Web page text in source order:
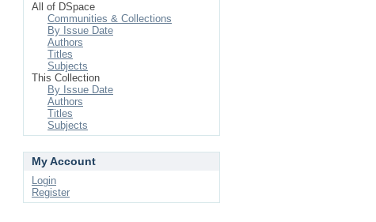
All of DSpace
Communities & Collections
By Issue Date
Authors
Titles
Subjects
This Collection
By Issue Date
Authors
Titles
Subjects
My Account
Login
Register